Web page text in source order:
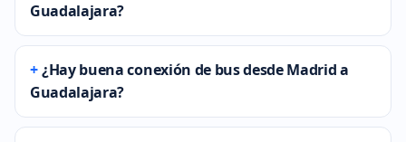
Guadalajara?
¿Hay buena conexión de bus desde Madrid a
Guadalajara?